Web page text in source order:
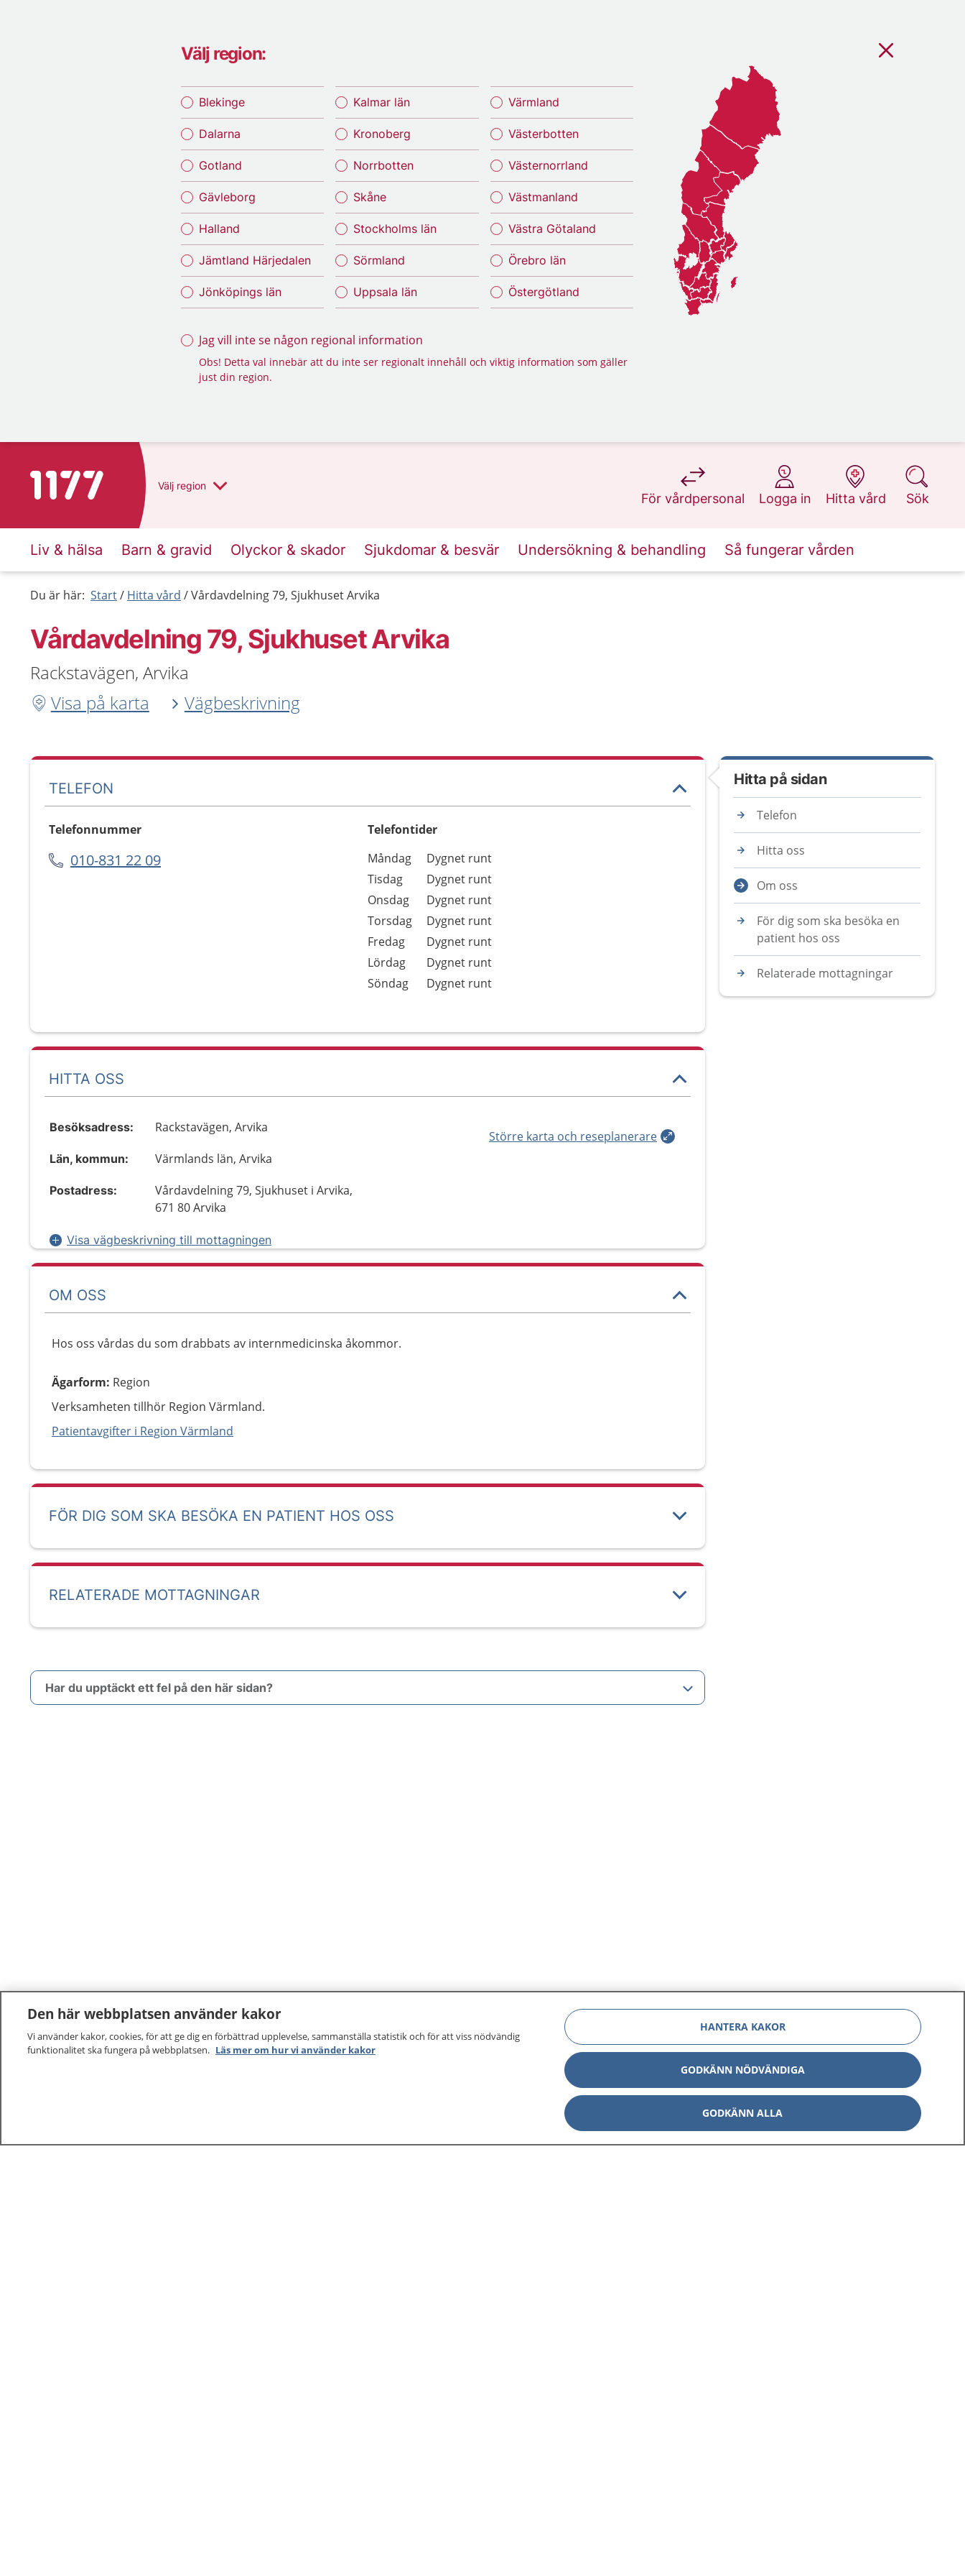
Välj region:
Blekinge
Dalarna
Gotland
Gävleborg
Halland
Jämtland Härjedalen
Jönköpings län
Kalmar län
Kronoberg
Norrbotten
Skåne
Stockholms län
Sörmland
Uppsala län
Värmland
Västerbotten
Västernorrland
Västmanland
Västra Götaland
Örebro län
Östergötland
Jag vill inte se någon regional information
Obs! Detta val innebär att du inte ser regionalt innehåll och viktig information som gäller
just din region.
Till startsidan för 1177 Välj region
För vårdpersonal
på 1177.se
Logga in
på 1177.se
Hitta vård
på 1177.se
Sök
på 1177.se
Liv & hälsa Barn & gravid Olyckor & skador Sjukdomar & besvär Undersökning & behandling Så fungerar vården
Du är här: Start Hitta vård Vårdavdelning 79, Sjukhuset Arvika
Vårdavdelning 79, Sjukhuset Arvika
Rackstavägen, Arvika
Visa på karta
Vägbeskrivning
TELEFON
Telefonnummer
010-831 22 09
Telefontider
Dag
Öppettider
Kommentarer
Måndag
Dygnet runt
Tisdag
Dygnet runt
Onsdag
Dygnet runt
Torsdag
Dygnet runt
Fredag
Dygnet runt
Lördag
Dygnet runt
Söndag
Dygnet runt
HITTA OSS
Större karta och reseplanerare
Besöksadress: Rackstavägen, Arvika
Län, kommun: Värmlands län, Arvika
Postadress:
Vårdavdelning 79, Sjukhuset i Arvika,
671 80 Arvika
Visa vägbeskrivning till mottagningen
OM OSS
Hos oss vårdas du som drabbats av internmedicinska åkommor.
Ägarform: Region
Verksamheten tillhör Region Värmland.
Patientavgifter i Region Värmland
FÖR DIG SOM SKA BESÖKA EN PATIENT HOS OSS
RELATERADE MOTTAGNINGAR
Har du upptäckt ett fel på den här sidan?
Hitta på sidan
Telefon
Hitta oss
Om oss
För dig som ska besöka en
patient hos oss
Relaterade mottagningar
Den här webbplatsen använder kakor
Vi använder kakor, cookies, för att ge dig en förbättrad upplevelse, sammanställa statistik och för att viss nödvändig
funktionalitet ska fungera på webbplatsen. Läs mer om hur vi använder kakor
HANTERA KAKOR
GODKÄNN NÖDVÄNDIGA
GODKÄNN ALLA